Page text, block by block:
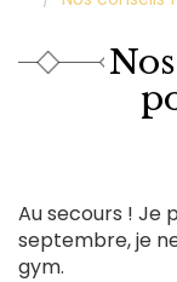
Au secours ! Je
septembre, je
gym.